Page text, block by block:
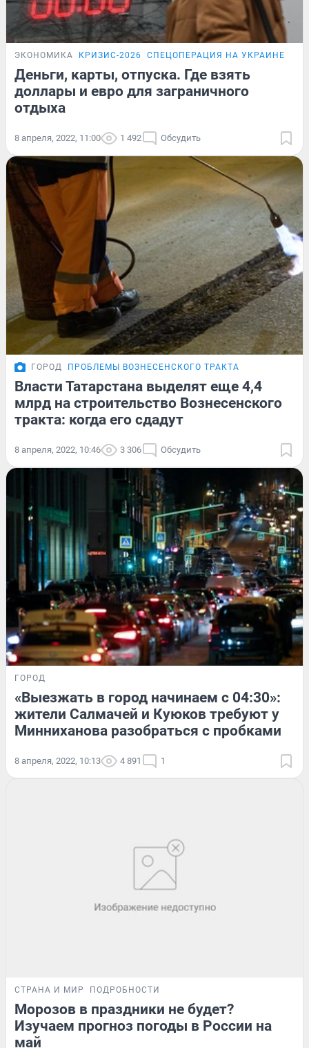
ЭКОНОМИКА КРИЗИС-2026 СПЕЦОПЕРАЦИЯ НА УКРАИНЕ
Деньги, карты, отпуска. Где взять
доллары и евро для заграничного
отдыха
8 апреля, 2022, 11:00 1 492 Обсудить
ГОРОД ПРОБЛЕМЫ ВОЗНЕСЕНСКОГО ТРАКТА
Власти Татарстана выделят еще 4,4
млрд на строительство Вознесенского
тракта: когда его сдадут
8 апреля, 2022, 10:46 3 306 Обсудить
ГОРОД
«Выезжать в город начинаем с 04:30»:
жители Салмачей и Куюков требуют у
Минниханова разобраться с пробками
8 апреля, 2022, 10:13 4 891 1
СТРАНА И МИР ПОДРОБНОСТИ
Морозов в праздники не будет?
Изучаем прогноз погоды в России на
май